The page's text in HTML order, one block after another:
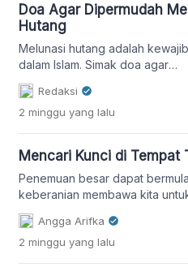
Mengusung tema “Menyatu
Ulama dan Penghulu: Akselerasi
Layanan Syar’i-Adaptif Menuju
Konstruksi Keluarga Sakinah-
Maslahah”, simposium ini akan
forum akademik yang
ulama, […]
Doa Agar Dipermudah
Hutang
Melunasi hutang adalah
dalam Islam. Simak doa agar
dipermudah melunasi hutang.
Redaksi
2 minggu yang lalu
Mencari Kunci di Tempat
Penemuan besar dapat
keberanian membawa kita
melangkah ke dalam kegelapan.
Angga Arifka
2 minggu yang lalu